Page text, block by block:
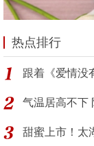
热点排行
跟着《爱情没
气温居高不下
甜蜜上市！太